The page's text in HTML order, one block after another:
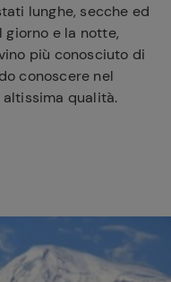
lunghe, secche ed
e la notte,
più conosciuto di
conoscere nel
qualità.